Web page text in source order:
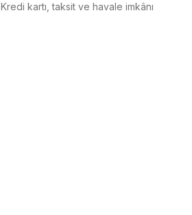
Kredi kartı, taksit ve havale imkânı